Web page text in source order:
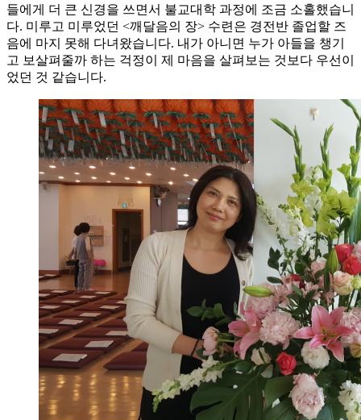
들에게 더 큰 신경을 쓰면서 불교대학 과정에 조금 소홀했습니
다. 미루고 미루었던 <깨달음의 장> 수련은 경전반 졸업할 즈
음에 마지 못해 다녀왔습니다. 내가 아니면 누가 아들을 챙기
고 보살펴줄까 하는 걱정이 제 마음을 살펴보는 것보다 우선이
었던 것 같습니다.